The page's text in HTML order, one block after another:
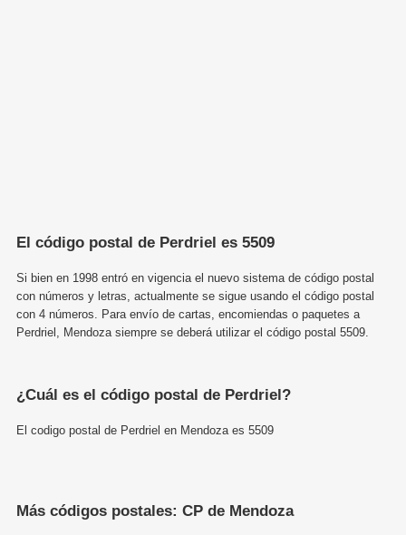
El código postal de Perdriel es 5509
Si bien en 1998 entró en vigencia el nuevo sistema de código postal
con números y letras, actualmente se sigue usando el código postal
con 4 números. Para envío de cartas, encomiendas o paquetes a
Perdriel, Mendoza siempre se deberá utilizar el código postal 5509.
¿Cuál es el código postal de Perdriel?
El codigo postal de Perdriel en Mendoza es 5509
Más códigos postales: CP de Mendoza